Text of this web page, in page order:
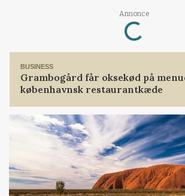
Annonce
Loading...
BUSINESS
Grambogård får oksekød på
københavnsk restaurantkæde